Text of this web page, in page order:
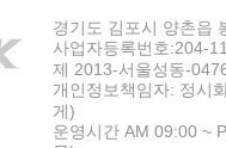
경기도 김포시 양촌읍
사업자등록번호:204-
제 2013-서울성동-
개인정보책임자: 정시
게)
운영시간 AM 09:00 ~